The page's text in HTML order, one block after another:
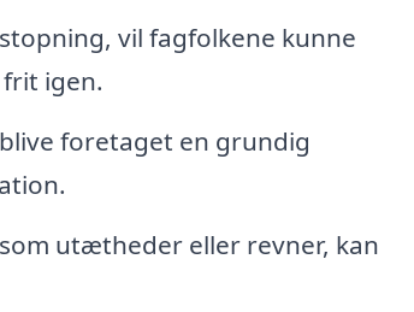
vil fagfolkene kunne
igen.
foretaget en grundig
utætheder eller revner, kan